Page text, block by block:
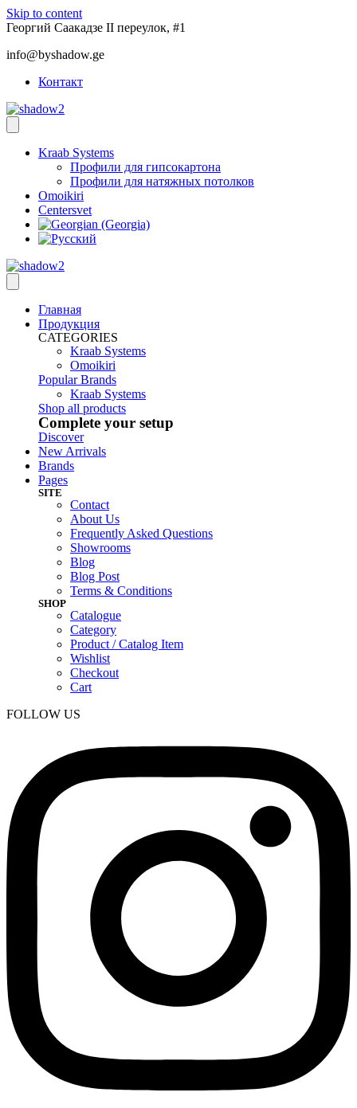
Skip to content
Георгий Саакадзе II переулок, #1
info@byshadow.ge
Контакт
Kraab Systems
Профили для гипсокартона
Профили для натяжных потолков
Omoikiri
Centersvet
Главная
Продукция
CATEGORIES
Kraab Systems
Omoikiri
Popular Brands
Kraab Systems
Shop all products
Complete your setup
Discover
New Arrivals
Brands
Pages
SITE
Contact
About Us
Frequently Asked Questions
Showrooms
Blog
Blog Post
Terms & Conditions
SHOP
Catalogue
Category
Product / Catalog Item
Wishlist
Checkout
Cart
FOLLOW US